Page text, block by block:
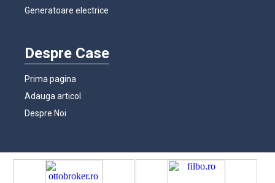
Generatoare electrice
Despre Case
Prima pagina
Adauga articol
Despre Noi